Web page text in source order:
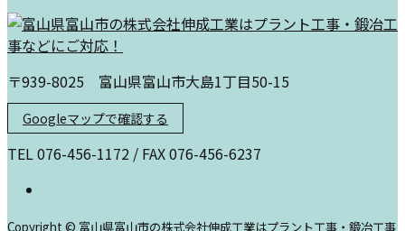
〒939-8025 富山県富山市大島1丁目50-15
Googleマップで確認する
TEL 076-456-1172 / FAX 076-456-6237
Copyright © 富山県富山市の株式会社伸成工業はプラント工事・鍛冶工事